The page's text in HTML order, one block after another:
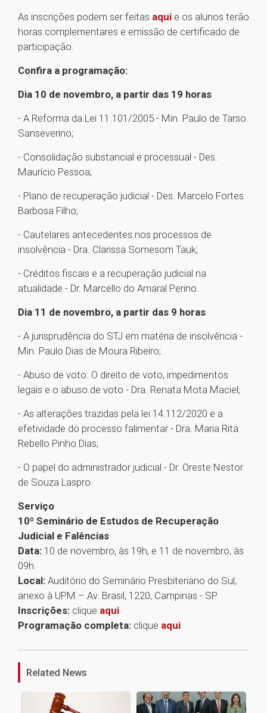
As inscrições podem ser feitas aqui e os alunos terão
horas complementares e emissão de certificado de
participação.
Confira a programação:
Dia 10 de novembro, a partir das 19 horas
- A Reforma da Lei 11.101/2005 - Min. Paulo de Tarso
Sanseverino;
- Consolidação substancial e processual - Des.
Maurício Pessoa;
- Plano de recuperação judicial - Des. Marcelo Fortes
Barbosa Filho;
- Cautelares antecedentes nos processos de
insolvência - Dra. Clarissa Somesom Tauk;
- Créditos fiscais e a recuperação judicial na
atualidade - Dr. Marcello do Amaral Perino.
Dia 11 de novembro, a partir das 9 horas
- A jurisprudência do STJ em matéria de insolvência -
Min. Paulo Dias de Moura Ribeiro;
- Abuso de voto: O direito de voto, impedimentos
legais e o abuso de voto - Dra. Renata Mota Maciel;
- As alterações trazidas pela lei 14.112/2020 e a
efetividade do processo falimentar - Dra. Maria Rita
Rebello Pinho Dias;
- O papel do administrador judicial - Dr. Oreste Nestor
de Souza Laspro.
Serviço
10º Seminário de Estudos de Recuperação
Judicial e Falências
Data: 10 de novembro, às 19h, e 11 de novembro, às
09h
Local: Auditório do Seminário Presbiteriano do Sul,
anexo à UPM – Av. Brasil, 1220, Campinas - SP
Inscrições: clique aqui
Programação completa: clique aqui
1
Related News